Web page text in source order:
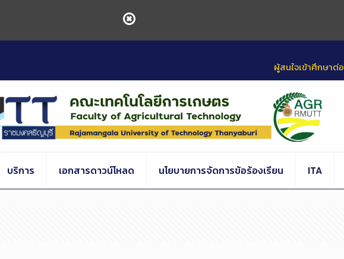
ผู้สนใจเข้าศึกษาต่อ
บริการ เอกสารดาวน์โหลด นโยบายการจัดการข้อร้องเรียน ITA